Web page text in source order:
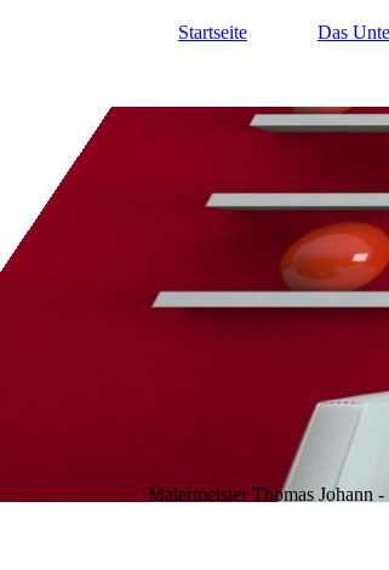
Startseite Das
Malermeister Thomas Johann -